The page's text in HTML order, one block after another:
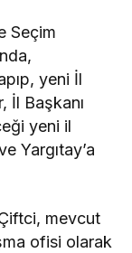
Seçim
yeni İl
İl Başkanı
yeni il
Yargıtay’a
Çiftci, mevcut
ofisi olarak